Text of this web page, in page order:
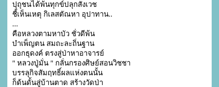
ปุถุชนได้พ้นทุกข์ปลุกสังเวช
ชี้เห็นเหตุ กิเลสตัณหา อุปาทาน..
...
คือหลวงตามหาบัว ชั่วดีพ้น
บำเพ็ญตน สมถะละถิ่นฐาน
ออกธุดงค์ ตรงสู่ป่าหาอาจารย์
" หลวงปู่มั่น " กลั่นกรองศิษย์สอนวิชชา
บรรลุกิจสัมฤทธิ์ผลแห่งตนนั้น
ก็ด้นดั้นสู่บ้านตาด สร้างวัดป่า